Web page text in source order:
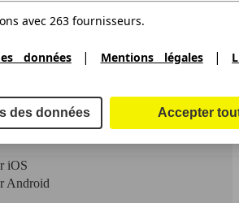
iOS
Android
avec 263 fournisseurs.
données | Mentions légales|
des données Accepter